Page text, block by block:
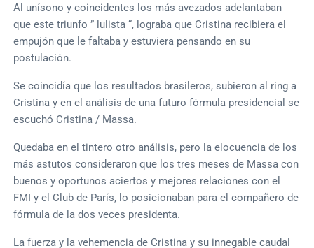
Al unísono y coincidentes los más avezados adelantaban
que este triunfo ” lulista “, lograba que Cristina recibiera el
empujón que le faltaba y estuviera pensando en su
postulación.
Se coincidía que los resultados brasileros, subieron al ring a
Cristina y en el análisis de una futuro fórmula presidencial se
escuchó Cristina / Massa.
Quedaba en el tintero otro análisis, pero la elocuencia de los
más astutos consideraron que los tres meses de Massa con
buenos y oportunos aciertos y mejores relaciones con el
FMI y el Club de París, lo posicionaban para el compañero de
fórmula de la dos veces presidenta.
La fuerza y la vehemencia de Cristina y su innegable caudal